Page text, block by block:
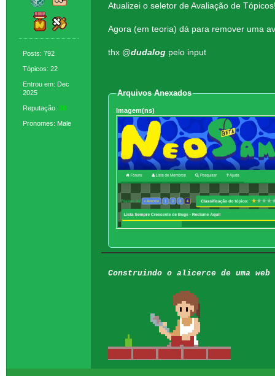
Posts: 792
Tópicos: 22
Entrou em: Dec
2025
Reputação: 38
Pronomes: Male
Atualizei o seletor de Avaliação de
Agora (em teoria) dá para remover uma
thx @dudalogpelo input
Arquivos Anexados
Imagem(ns)
Construindo o alicerce de uma